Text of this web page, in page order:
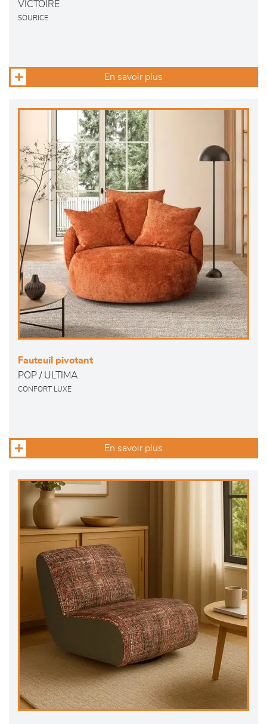
VICTOIRE
SOURICE
En savoir plus
Fauteuil pivotant
POP / ULTIMA
CONFORT LUXE
En savoir plus